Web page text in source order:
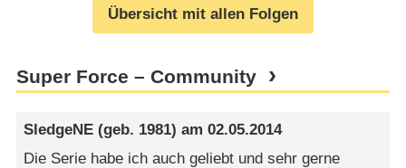
Übersicht mit allen Folgen
Super Force – Community
SledgeNE (geb. 1981) am02.05.2014
Die Serie habe ich auch geliebt und sehr gerne